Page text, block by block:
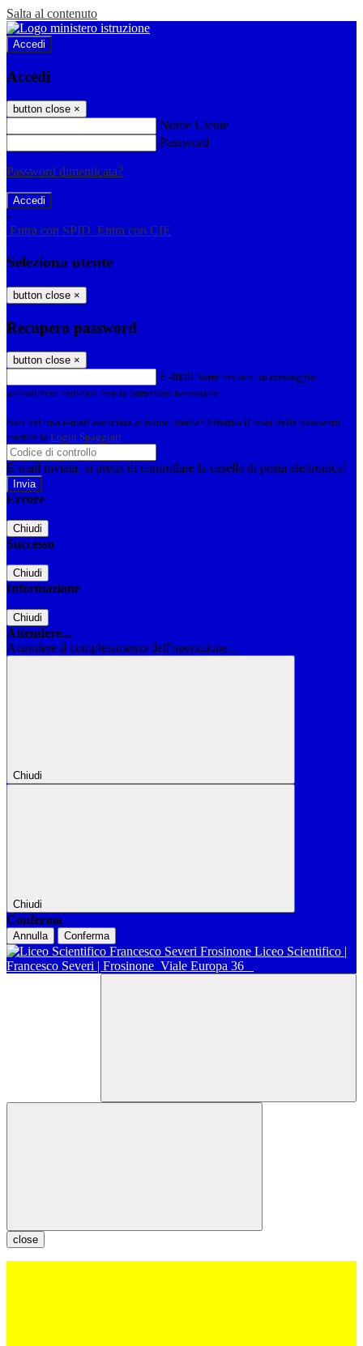
Salta al contenuto
Accedi
Accedi
button close ×
Nome Utente
Password
Password dimenticata?
-
Entra con SPID Entra con CIE
Seleziona utente
button close ×
Recupero password
button close ×
E-mail Verrà inviato un messaggio
all'indirizzo indicato con le istruzioni necessarie.
Non hai una e-mail associata al nome utente? Effettua il reset della password
tramite la Login Spaggiari
E-mail inviata, si prega di controllare la casella di posta elettronica!
Errore
Chiudi
Successo
Chiudi
Informazione
Chiudi
Attendere...
Attendere il completamento dell'operazione...
Chiudi
Chiudi
Conferma
Annulla Conferma
Liceo Scientifico |
Francesco Severi | Frosinone Viale Europa 36
close